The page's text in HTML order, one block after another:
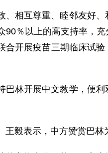
、相互尊重、睦邻友好
％以上的高支持率，
合开展疫苗三期临床试
巴林开展中文教学，便
毅表示，中方赞赏巴